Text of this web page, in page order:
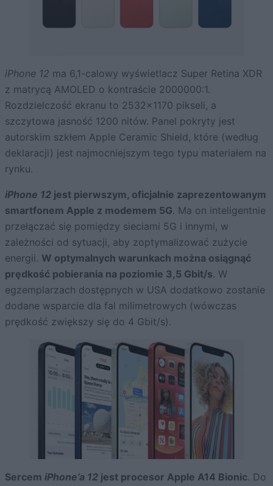
iPhone 12 ma 6,1-calowy wyświetlacz Super Retina XDR
z matrycą AMOLED o kontraście 2000000:1.
Rozdzielczość ekranu to 2532×1170 pikseli, a
szczytowa jasność 1200 nitów. Panel pokryty jest
autorskim szkłem Apple Ceramic Shield, które (według
deklaracji) jest najmocniejszym tego typu materiałem na
rynku.
iPhone 12 jest pierwszym, oficjalnie zaprezentowanym
smartfonem Apple z modemem 5G. Ma on inteligentnie
przełączać się pomiędzy sieciami 5G i innymi, w
zależności od sytuacji, aby zoptymalizować zużycie
energii. W optymalnych warunkach można osiągnąć
prędkość pobierania na poziomie 3,5 Gbit/s. W
egzemplarzach dostępnych w USA dodatkowo zostanie
dodane wsparcie dla fal milimetrowych (wówczas
prędkość zwiększy się do 4 Gbit/s).
Sercem iPhone’a 12 jest procesor Apple A14 Bionic. Do